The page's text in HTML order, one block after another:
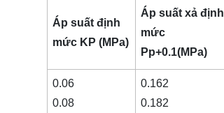
Áp suất định
mứcKP (MPa)
Áp suất xả định
mức
Pp+0.1(MPa)
0.06
0.08
0.162
0.182